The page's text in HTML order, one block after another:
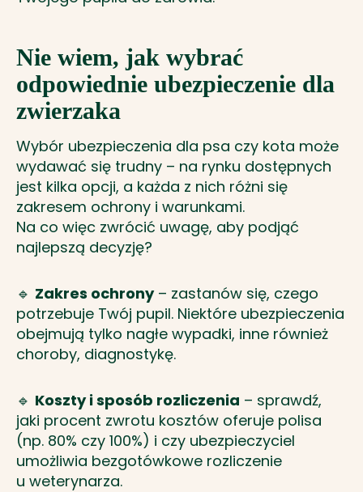
Nie wiem, jak wybrać
odpowiednie ubezpieczenie dla
zwierzaka
Wybór ubezpieczenia dla psa czy kota może
wydawać się trudny – na rynku dostępnych
jest kilka opcji, a każda z nich różni się
zakresem ochrony i warunkami.
Na co więc zwrócić uwagę, aby podjąć
najlepszą decyzję?
🔹 Zakres ochrony– zastanów się, czego
potrzebuje Twój pupil. Niektóre ubezpieczenia
obejmują tylko nagłe wypadki, inne również
choroby, diagnostykę.
🔹 Koszty i sposób rozliczenia – sprawdź,
jaki procent zwrotu kosztów oferuje polisa
(np. 80% czy 100%) i czy ubezpieczyciel
umożliwia bezgotówkowe rozliczenie
u weterynarza.